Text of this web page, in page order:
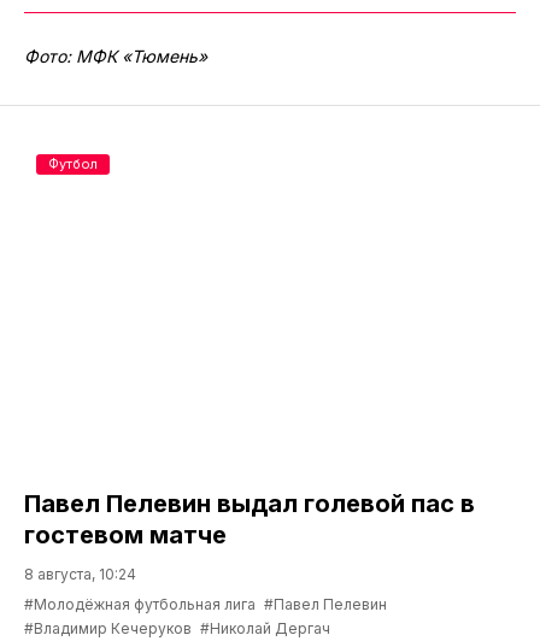
Фото: МФК «Тюмень»
Павел Пелевин выдал голевой пас в
гостевом матче
8 августа, 10:24
#Молодёжная футбольная лига #Павел Пелевин
#Владимир Кечеруков #Николай Дергач
Футбол